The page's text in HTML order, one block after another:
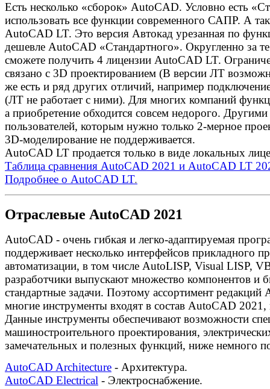
Есть несколько «сборок» AutoCAD. Условно есть
использовать все функции современного САПР. А
AutoCAD LT. Это версия Автокад урезанная по
дешевле AutoCAD «Стандартного». Округленно за
сможете получить 4 лицензии AutoCAD LT.
связано с 3D проектированием (В версии ЛТ
же есть и ряд других отличий, например
(ЛТ не работает с ними). Для многих компаний
а приобретение обходится совсем недорого.
пользователей, которым нужно только 2-мерное
3D-моделирование не поддерживается.
AutoCAD LT продается только в виде локальных
Таблица сравнения AutoCAD 2021 и AutoCAD LT
Подробнее о AutoCAD LT.
Отраслевые AutoCAD 2021
AutoCAD - очень гибкая и легко-адаптируемая
поддерживает несколько интерфейсов прикладного
автоматизации, в том числе AutoLISP, Visual LISP,
разработчики выпускают множество компонентов и
стандартные задачи. Поэтому ассортимент редакций
многие инструменты входят в состав AutoCAD
Данные инструменты обеспечивают возможности
машиностроительного проектирования,
замечательных и полезных функций, ниже немного
AutoCAD Architecture - Архитектура.
AutoCAD Electrical - Электроснабжение.